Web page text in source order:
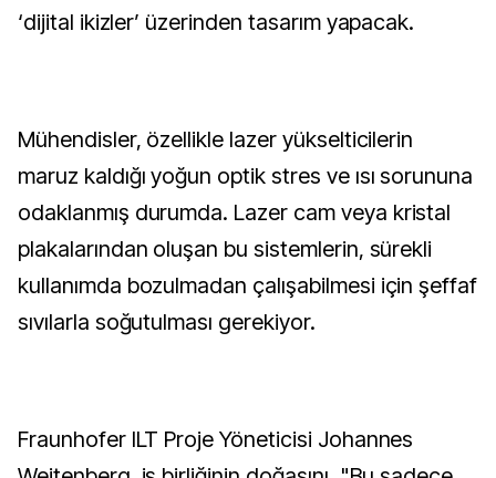
‘dijital ikizler’ üzerinden tasarım yapacak.
Mühendisler, özellikle lazer yükselticilerin
maruz kaldığı yoğun optik stres ve ısı sorununa
odaklanmış durumda. Lazer cam veya kristal
plakalarından oluşan bu sistemlerin, sürekli
kullanımda bozulmadan çalışabilmesi için şeffaf
sıvılarla soğutulması gerekiyor.
Fraunhofer ILT Proje Yöneticisi Johannes